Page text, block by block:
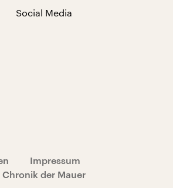
Social Media
Impressum
Chronik der Mauer